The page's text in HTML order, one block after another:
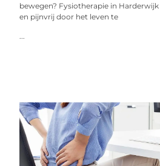
bewegen? Fysiotherapie in
en pijnvrij door het leven te
...